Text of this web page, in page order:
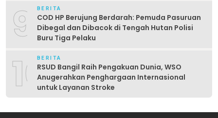
9 BERITA
COD HP Berujung Berdarah: Pemuda Pasuruan
Dibegal dan Dibacok di Tengah Hutan Polisi
Buru Tiga Pelaku
10BERITA
RSUD Bangil Raih Pengakuan Dunia, WSO
Anugerahkan Penghargaan Internasional
untuk Layanan Stroke